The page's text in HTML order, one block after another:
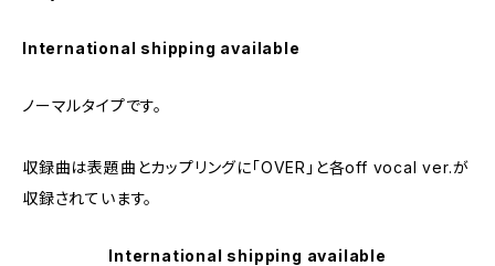
International shipping available
ノーマルタイプです。
収録曲は表題曲とカップリングに「OVER」と各off vocal ver.が
収録されています。
International shipping available